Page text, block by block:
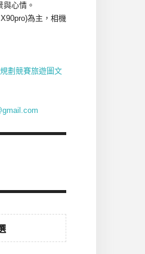
心情。
為主，相機
劃競賽旅遊圖文